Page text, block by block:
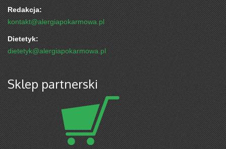
Redakcja:
kontakt@alergiapokarmowa.pl
Dietetyk:
dietetyk@alergiapokarmowa.pl
Sklep partnerski